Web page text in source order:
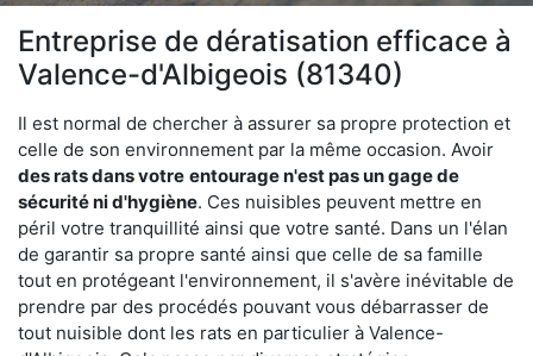
Entreprise de dératisation efficace à
Valence-d'Albigeois (81340)
Il est normal de chercher à assurer sa propre protection et
celle de son environnement par la même occasion. Avoir
des rats dans votre entourage n'est pas un gage de
sécurité ni d'hygiène. Ces nuisibles peuvent mettre en
péril votre tranquillité ainsi que votre santé. Dans un l'élan
de garantir sa propre santé ainsi que celle de sa famille
tout en protégeant l'environnement, il s'avère inévitable de
prendre par des procédés pouvant vous débarrasser de
tout nuisible dont les rats en particulier à Valence-